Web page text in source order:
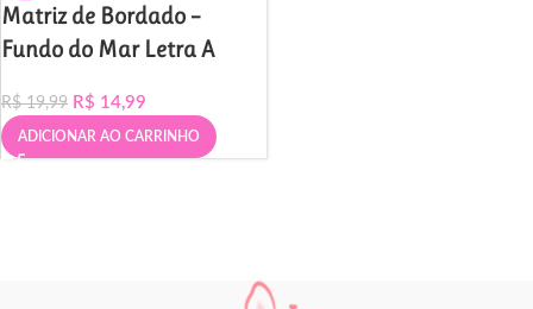
Matriz de Bordado –
Fundo do Mar Letra A
R$19,99 R$ 14,99
ADICIONAR AO CARRINHO